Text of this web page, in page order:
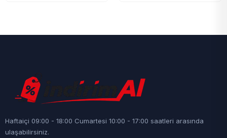
Haftaiçi 09:00 - 18:00 Cumartesi 10:00 - 17:00 saatleri arasında
ulaşabilirsiniz.